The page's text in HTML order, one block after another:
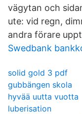
vägytan och
ute: vid regn,
andra förare
Swedbank
solid gold 3 pdf
gubbängen skola
hyvää uutta vuotta
luberisation